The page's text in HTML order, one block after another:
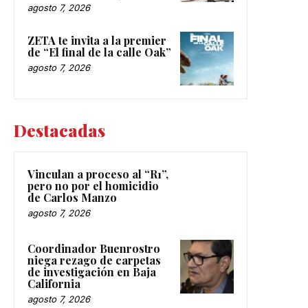
agosto 7, 2026
ZETA te invita a la premier
de “El final de la calle Oak”
agosto 7, 2026
Destacadas
Vinculan a proceso al “R1”,
pero no por el homicidio
de Carlos Manzo
agosto 7, 2026
Coordinador Buenrostro
niega rezago de carpetas
de investigación en Baja
California
agosto 7, 2026